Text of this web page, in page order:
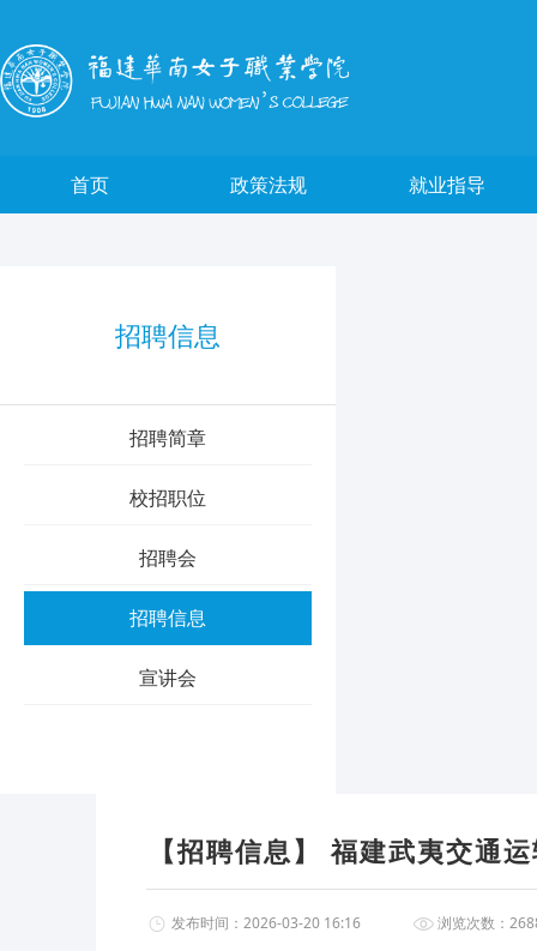
首页 政策法规 就业指导
招聘信息
招聘简章
校招职位
招聘会
招聘信息
宣讲会
【招聘信息】 福建武夷交通
发布时间：2026-03-20 16:16 浏览次数：